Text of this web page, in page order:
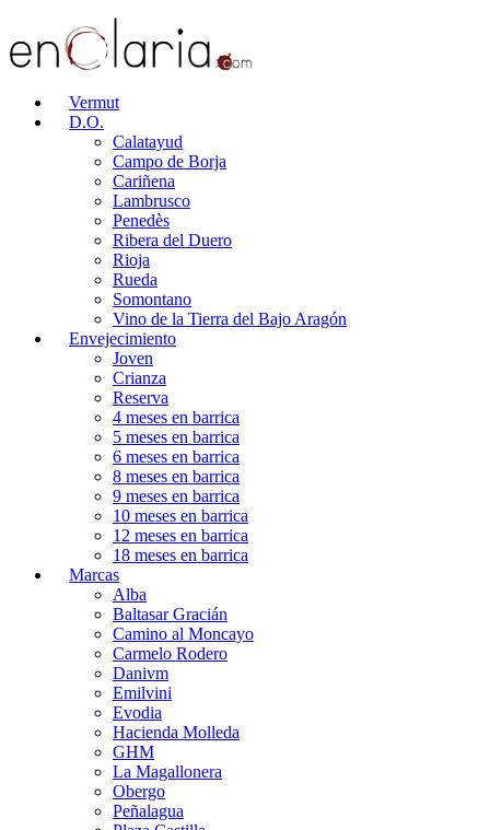
Vermut
D.O.
Calatayud
Campo de Borja
Cariñena
Lambrusco
Penedès
Ribera del Duero
Rioja
Rueda
Somontano
Vino de la Tierra del Bajo Aragón
Envejecimiento
Joven
Crianza
Reserva
4 meses en barrica
5 meses en barrica
6 meses en barrica
8 meses en barrica
9 meses en barrica
10 meses en barrica
12 meses en barrica
18 meses en barrica
Marcas
Alba
Baltasar Gracián
Camino al Moncayo
Carmelo Rodero
Danivm
Emilvini
Evodia
Hacienda Molleda
GHM
La Magallonera
Obergo
Peñalagua